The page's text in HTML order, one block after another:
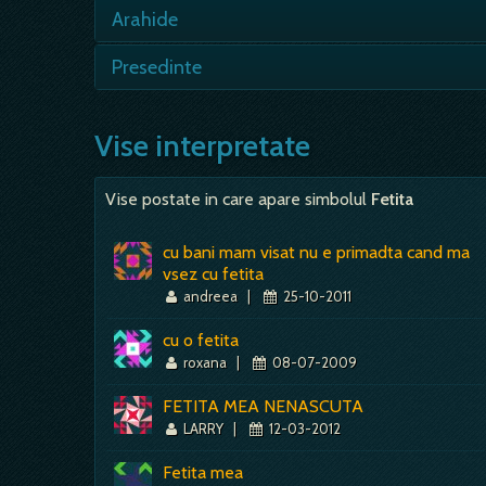
fata altuia - trebuie sa arati mai mult
Arahide
poate sa trebuiasca sa tragi mai
Presedinte
al unei organizatii) poate avea mai
prestigiu, unor onoruri, care ii lipsesc;
Vise interpretate
Vise postate in care apare simbolul Fetita
cu bani mam visat nu e primadta cand ma
vsez cu fetita
andreea | 25-10-2011
cu o fetita
roxana | 08-07-2009
FETITA MEA NENASCUTA
LARRY | 12-03-2012
Fetita mea